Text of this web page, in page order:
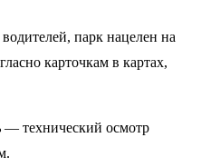
парк нацелен на
карточкам в картах,
— технический осмотр